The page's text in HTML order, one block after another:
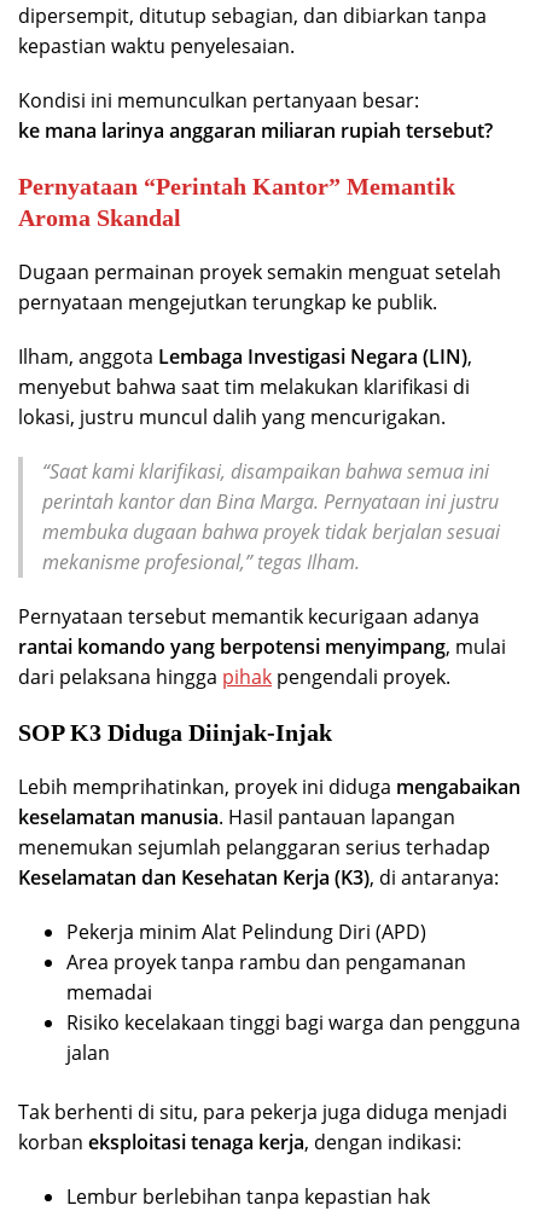
dipersempit, ditutup sebagian, dan dibiarkan tanpa
kepastian waktu penyelesaian.
Kondisi ini memunculkan pertanyaan besar:
ke mana larinya anggaran miliaran rupiah tersebut?
Pernyataan “Perintah Kantor” Memantik
Aroma Skandal
Dugaan permainan proyek semakin menguat setelah
pernyataan mengejutkan terungkap ke publik.
Ilham, anggota Lembaga Investigasi Negara (LIN),
menyebut bahwa saat tim melakukan klarifikasi di
lokasi, justru muncul dalih yang mencurigakan.
“Saat kami klarifikasi, disampaikan bahwa semua ini
perintah kantor dan Bina Marga. Pernyataan ini justru
membuka dugaan bahwa proyek tidak berjalan sesuai
mekanisme profesional,”tegas Ilham.
Pernyataan tersebut memantik kecurigaan adanya
rantai komando yang berpotensi menyimpang, mulai
dari pelaksana hingga pihak pengendali proyek.
SOP K3 Diduga Diinjak-Injak
Lebih memprihatinkan, proyek ini diduga mengabaikan
keselamatan manusia. Hasil pantauan lapangan
menemukan sejumlah pelanggaran serius terhadap
Keselamatan dan Kesehatan Kerja (K3), di antaranya:
Pekerja minim Alat Pelindung Diri (APD)
Area proyek tanpa rambu dan pengamanan
memadai
Risiko kecelakaan tinggi bagi warga dan pengguna
jalan
Tak berhenti di situ, para pekerja juga diduga menjadi
korban eksploitasi tenaga kerja, dengan indikasi:
Lembur berlebihan tanpa kepastian hak